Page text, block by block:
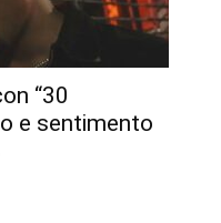
“30
e sentimento